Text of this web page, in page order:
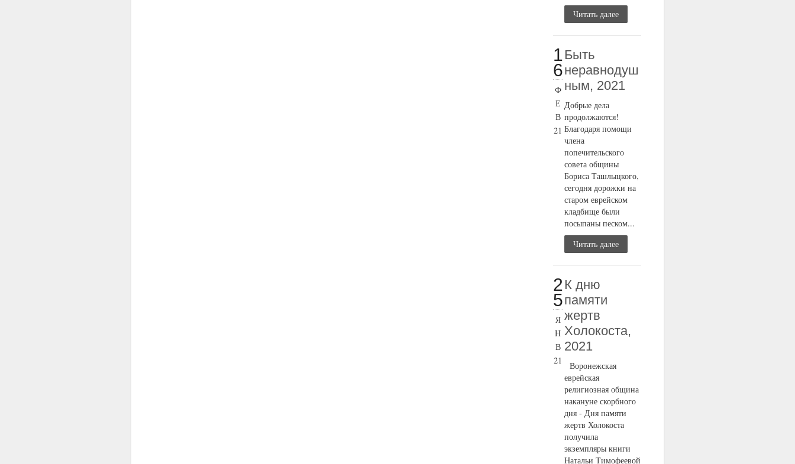
Читать далее
1
6
Ф
Е
В
21
Быть
неравнодуш
ным, 2021
Добрые дела
продолжаются!
Благодаря помощи
члена
попечительского
совета общины
Бориса Ташлыцкого,
сегодня дорожки на
старом еврейском
кладбище были
посыпаны песком...
Читать далее
2
5
Я
Н
В
21
К дню
памяти
жертв
Холокоста,
2021
Воронежская
еврейская
религиозная община
накануне скорбного
дня - Дня памяти
жертв Холокоста
получила
экземпляры книги
Натальи Тимофеевой